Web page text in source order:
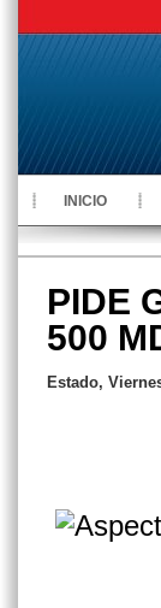
INICIO
PIDE
500
Estado,